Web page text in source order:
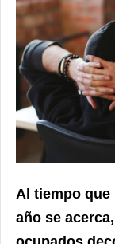
Al tiempo que
año se